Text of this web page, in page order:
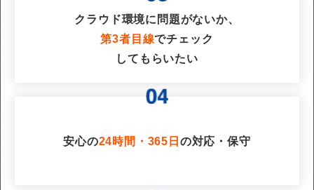
クラウド環境に問題がないか、
第3者目線でチェック
してもらいたい
安心の24時間・365日 の対応・保守